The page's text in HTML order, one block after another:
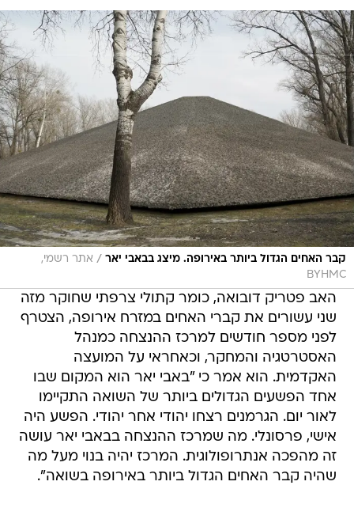
קבר האחים הגדול ביותר באירופה. מיצג בבאבי יאר / אתר רשמי,
BYHMC
האב פטריק דובואה, כומר קתולי צרפתי שחוקר מזה
שני עשורים את קברי האחים במזרח אירופה, הצטרף
לפני מספר חודשים למרכז ההנצחה כמנהל
האסטרטגיה והמחקר, וכאחראי על המועצה
האקדמית. הוא אמר כי "באבי יאר הוא המקום שבו
אחד הפשעים הגדולים ביותר של השואה התקיימו
לאור יום. הגרמנים רצחו יהודי אחר יהודי. הפשע היה
אישי, פרסונלי. מה שמרכז ההנצחה בבאבי יאר עושה
זה מהפכה אנתרופולוגית. המרכז יהיה בנוי מעל מה
שהיה קבר האחים הגדול ביותר באירופה בשואה".